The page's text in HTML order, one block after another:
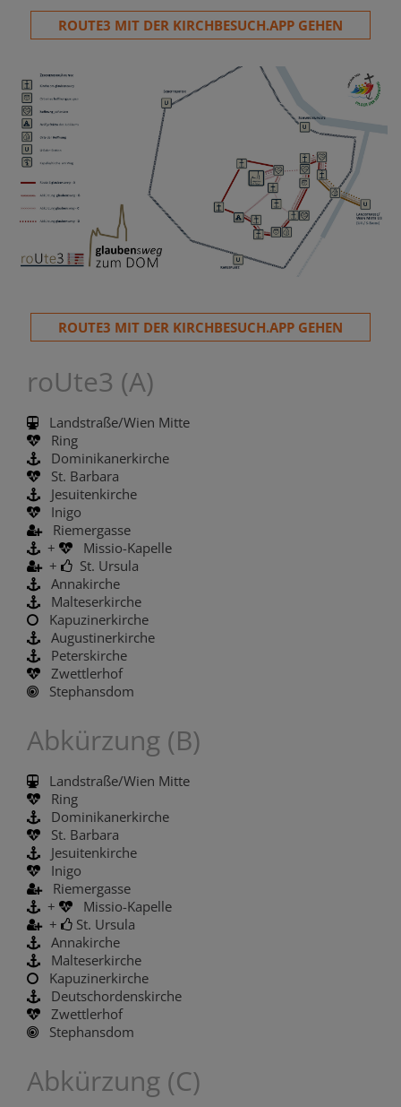
ROUTE3 MIT DER KIRCHBESUCH.APP GEHEN
ROUTE3 MIT DER KIRCHBESUCH.APP GEHEN
roUte3 (A)
Landstraße/Wien Mitte
Ring
Dominikanerkirche
St. Barbara
Jesuitenkirche
Inigo
Riemergasse
+
Missio-Kapelle
+
St. Ursula
Annakirche
Malteserkirche
Kapuzinerkirche
Augustinerkirche
Peterskirche
Zwettlerhof
Stephansdom
Abkürzung (B)
Landstraße/Wien Mitte
Ring
Dominikanerkirche
St. Barbara
Jesuitenkirche
Inigo
Riemergasse
+
Missio-Kapelle
+
St. Ursula
Annakirche
Malteserkirche
Kapuzinerkirche
Deutschordenskirche
Zwettlerhof
Stephansdom
Abkürzung (C)